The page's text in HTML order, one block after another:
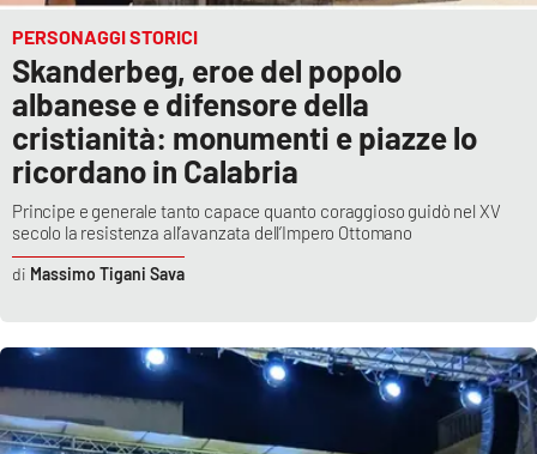
PERSONAGGI STORICI
Skanderbeg, eroe del popolo
albanese e difensore della
cristianità: monumenti e piazze lo
ricordano in Calabria
Principe e generale tanto capace quanto coraggioso guidò nel XV
secolo la resistenza all’avanzata dell’Impero Ottomano
Massimo Tigani Sava